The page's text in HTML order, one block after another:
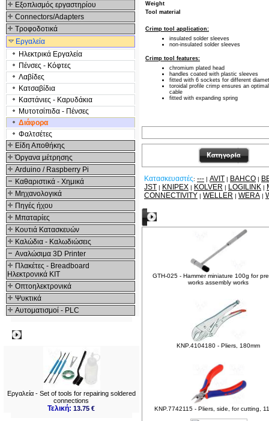
Εξοπλισμός εργαστηρίου
Connectors/Adapters
Τροφοδοτικά
Εργαλεία
Ηλεκτρικά Εργαλεία
Πένσες - Κόφτες
Λαβίδες
Κατσαβίδια
Καστάνιες - Καρυδάκια
Μυτοτσίπιδα - Πένσες
Διάφορα
Φαλτσέτες
Είδη Αποθήκης
Όργανα μέτρησης
Arduino / Raspberry Pi
Καθαριστικά - Χημικά
Μηχανολογικά
Πηγές ήχου
Μπαταρίες
Κουτιά Κατασκευών
Καλώδια - Καλωδιώσεις
Αναλώσιμα 3D Printer
Πλακέτες - Breadboard
Ηλεκτρονικά ΚΙΤ
Οπτοηλεκτρονικά
Ψυκτικά
Αυτοματισμοί - PLC
Εργαλεία - Set of tools for repairing soldered
connections
Τελική:13.75 €
Weight
Tool material
Crimp tool application:
insulated solder sleeves
non-insulated solder sleeves
Crimp tool features:
chromium plated head
handles coated with plastic sleeves
fitted with 6 sockets for different
toroidal profile crimp ensures an
cable
fitted with expanding spring
Κατασκευαστές: --- | AVIT | BAHCO |
JST | KNIPEX | KOLVER | LOGILINK |
CONNECTIVITY | WELLER | WERA |
GTH-025 - Hammer miniature 100g for
works assembly works
KNP.4104180 - Pliers, 180mm
KNP.7742115 - Pliers, side, for cutting,